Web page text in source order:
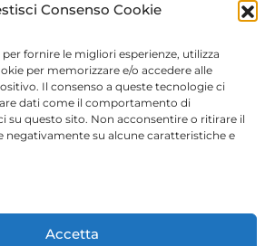
Consenso Cookie
per fornire le migliori esperienze, utilizza
per memorizzare e/o accedere alle
Il consenso a queste tecnologie ci
dati come il comportamento di
su questo sito. Non acconsentire o ritirare il
negativamente su alcune caratteristiche e
Accetta
Chi siamo
Conosciamoci